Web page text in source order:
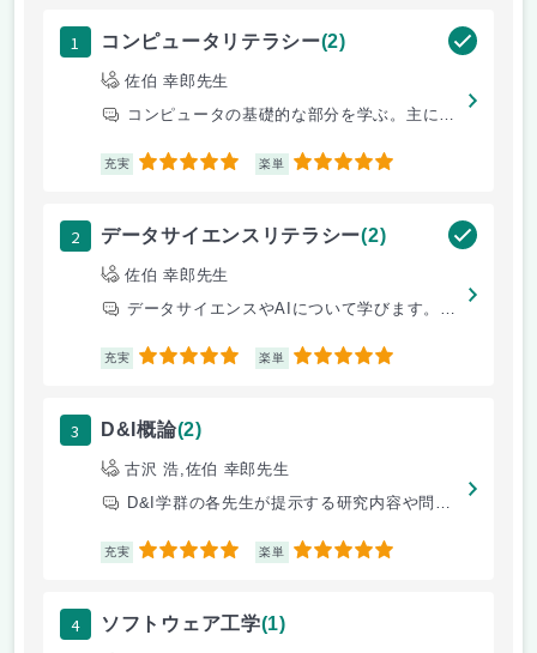
1 コンピュータリテラシー(2)
佐伯 幸郎先生
コンピュータの基礎的な部分を学ぶ。主にパソコン使うので、毎回持ってくる
充実 5 楽単 5
2 データサイエンスリテラシー(2)
佐伯 幸郎先生
データサイエンスやAIについて学びます。特別講師を招いた講演もあり、内
充実 5 楽単 5
3 D&I概論(2)
古沢 浩,佐伯 幸郎先生
D&I学群の各先生が提示する研究内容や問いかけに対して、自分たちで調べ
充実 5 楽単 5
4 ソフトウェア工学(1)